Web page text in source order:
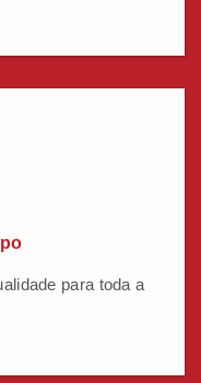
para toda a